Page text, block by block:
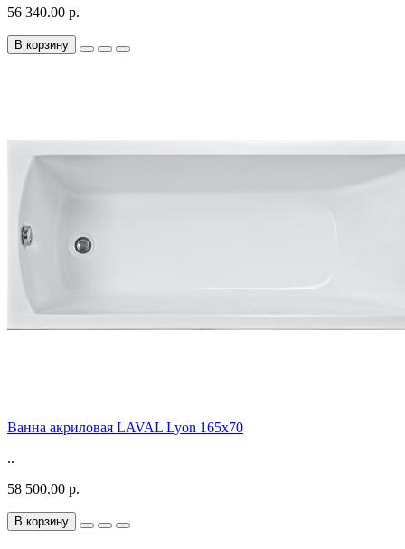
56 340.00 р.
В корзину
Ванна акриловая LAVAL Lyon 165х70
..
58 500.00 р.
В корзину